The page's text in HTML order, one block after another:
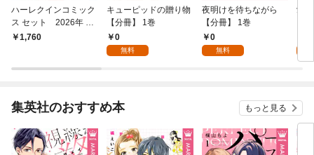
ハーレクインコミック
ス セット 2026年 vo
l.900
1,760
キューピッドの贈り物
【分冊】 1巻
0
無料
夜明けを待ちながら
【分冊】 1巻
0
無料
愛
集英社のおすすめ本 もっと見る